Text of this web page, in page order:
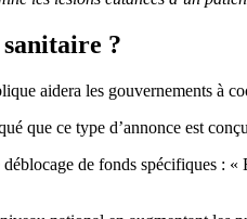
sanitaire ?
aidera les gouvernements à
que ce type d’annonce est
de fonds spécifiques :